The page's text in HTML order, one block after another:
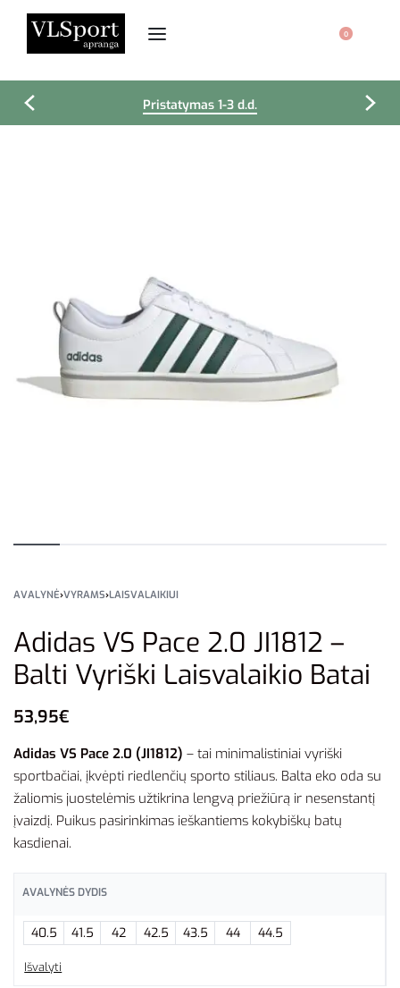
0
Pristatymas 1-3 d.d.
AVALYNĖ›VYRAMS›LAISVALAIKIUI
Adidas VS Pace 2.0 JI1812 –
Balti Vyriški Laisvalaikio Batai
53,95€
Adidas VS Pace 2.0 (JI1812) – tai minimalistiniai vyriški
sportbačiai, įkvėpti riedlenčių sporto stiliaus. Balta eko oda su
žaliomis juostelėmis užtikrina lengvą priežiūrą ir nesenstantį
įvaizdį. Puikus pasirinkimas ieškantiems kokybiškų batų
kasdienai.
AVALYNĖS DYDIS
40.5 41.5 42 42.5 43.5 44 44.5
Išvalyti